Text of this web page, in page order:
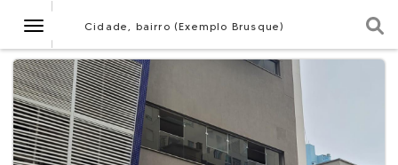
NavegaçãoCidade, bairro (Exemplo Brusque)